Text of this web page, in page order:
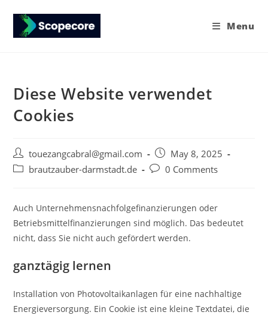
Menu
Diese Website verwendet
Cookies
touezangcabral@gmail.com
May 8, 2025
brautzauber-darmstadt.de
0 Comments
Auch Unternehmensnachfolgefinanzierungen oder
Betriebsmittelfinanzierungen sind möglich. Das bedeutet
nicht, dass Sie nicht auch gefördert werden.
ganztägig lernen
Installation von Photovoltaikanlagen für eine nachhaltige
Energieversorgung. Ein Cookie ist eine kleine Textdatei, die